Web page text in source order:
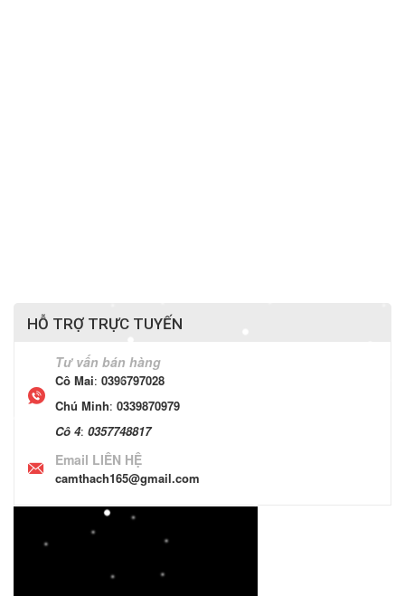
HỖ TRỢ TRỰC TUYẾN
Tư vấn bán hàng
Cô Mai: 0396797028
Chú Minh: 0339870979
Cô 4: 0357748817
Email LIÊN HỆ
camthach165@gmail.com